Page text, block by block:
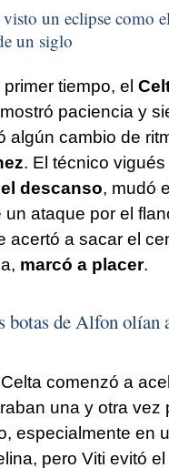
un eclipse como
un siglo
tiempo, el
paciencia y
algún cambio de
. El técnico
descanso, mudó
un ataque por el
acertó a sacar el
marcó a placer.
botas de Alfon olían
comenzó a
una y otra vez
especialmente en
pero Viti evitó